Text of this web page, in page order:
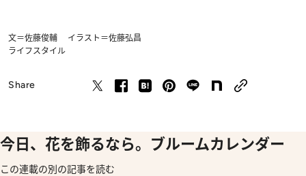
文＝佐藤俊輔 イラスト＝佐藤弘昌
ライフスタイル
Share
今日、花を飾るなら。ブルームカレンダー
この連載の別の記事を読む